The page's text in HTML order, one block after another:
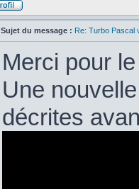
Sujet du message : Re: Turbo Pascal
Merci pour
Une
décrites